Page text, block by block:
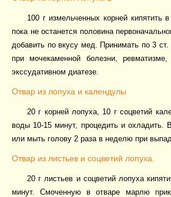
100 г измельченных корней кипятить
пока не останется половина
добавить по вкусу мед. Принимать по 3
при мочекаменной болезни,
экссудативном диатезе.
Отвар из лопуха и календулы
20 г корней лопуха, 10 г соцветий
воды 10-15 минут, процедить и охладить.
или мыть голову 2 раза в неделю при
Отвар из листьев и соцветий лопуха.
20 г листьев и соцветий лопуха
минут. Смоченную в отваре марлю